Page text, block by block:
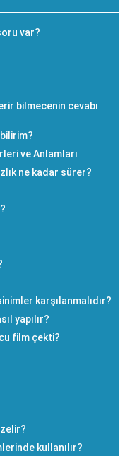
var?
bilmecenin cevabı
ve Anlamları
ne kadar sürer?
karşılanmalıdır?
yapılır?
film çekti?
kullanılır?